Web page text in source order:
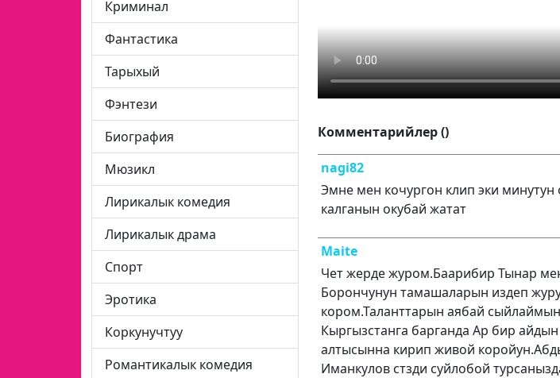
Криминал
Фантастика
Тарыхый
Фэнтези
Биография
Мюзикл
Лирикалык комедия
Лирикалык драма
Спорт
Эротика
Коркунучтуу
Романтикалык комедия
Комментарийлер ()
nagi82
Эмне мен кочургон клип эки минутун
калганын окубай жатат
Maite
Чет жерде журом.Баарибир Тынар
Борончунун тамашаларын издеп
кором.Таланттарын аябай
Кыргызстанга барганда Ар бир айдын
алтысынна кирип живой
Иманкулов стзди суйлобой